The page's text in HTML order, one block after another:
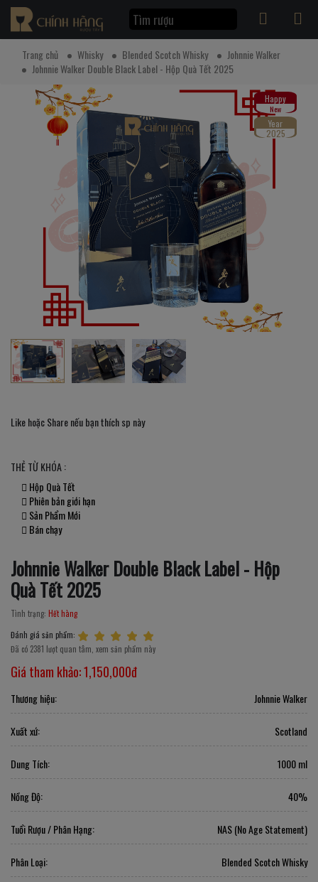
Trang chủ Whisky Blended Scotch Whisky
Johnnie Walker
Johnnie Walker Double Black Label - Hộp Quà Tết 2025
Happy
New
Year
2025
Like hoặc Share nếu bạn thích sp này
THẺ TỪ KHÓA :
Hộp Quà Tết
Phiên bản giới hạn
Sản Phẩm Mới
Bán chạy
Johnnie Walker Double Black Label - Hộp
Quà Tết 2025
Tình trạng: Hết hàng
Đánh giá sản phẩm:
Đã có 2381 lượt quan tâm, xem sản phẩm này
Giá tham khảo:1,150,000đ
Thương hiệu: Johnnie Walker
Xuất xứ: Scotland
Dung Tích: 1000 ml
Nồng Độ: 40%
Tuổi Rượu / Phân Hạng: NAS (No Age Statement)
Phân Loại: Blended Scotch Whisky